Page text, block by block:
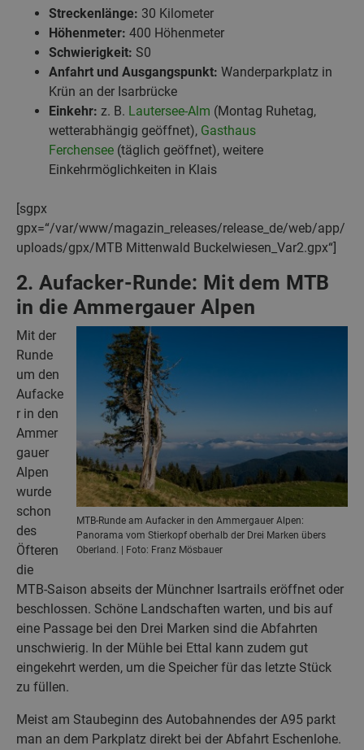
Streckenlänge: 30 Kilometer
Höhenmeter: 400 Höhenmeter
Schwierigkeit: S0
Anfahrt und Ausgangspunkt: Wanderparkplatz in
Krün an der Isarbrücke
Einkehr: z. B. Lautersee-Alm (Montag Ruhetag,
wetterabhängig geöffnet), Gasthaus
Ferchensee (täglich geöffnet), weitere
Einkehrmöglichkeiten in Klais
[sgpx
gpx=“/var/www/magazin_releases/release_de/web/app/
uploads/gpx/MTB Mittenwald Buckelwiesen_Var2.gpx“]
2. Aufacker-Runde: Mit dem MTB
in die Ammergauer Alpen
MTB-Runde am Aufacker in den Ammergauer Alpen:
Panorama vom Stierkopf oberhalb der Drei Marken übers
Oberland. | Foto: Franz Mösbauer
Mit der
Runde
um den
Aufacke
r in den
Ammer
gauer
Alpen
wurde
schon
des
Öfteren
die
MTB-Saison abseits der Münchner Isartrails eröffnet oder
beschlossen. Schöne Landschaften warten, und bis auf
eine Passage bei den Drei Marken sind die Abfahrten
unschwierig. In der Mühle bei Ettal kann zudem gut
eingekehrt werden, um die Speicher für das letzte Stück
zu füllen.
Meist am Staubeginn des Autobahnendes der A95 parkt
man an dem Parkplatz direkt bei der Abfahrt Eschenlohe.